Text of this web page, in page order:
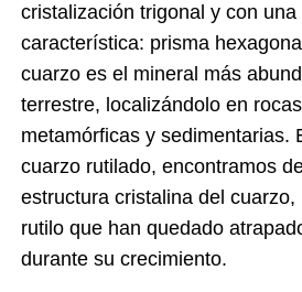
cristalización trigonal y con
característica: prisma
cuarzo es el mineral más
terrestre, localizándolo en
metamórficas y sedimentarias.
cuarzo rutilado, encontramos
estructura cristalina del
rutilo que han quedado
durante su crecimiento.